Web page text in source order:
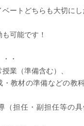
ートどちらも大切にし
可能です！
・
授業（準備含む）、
・教材の準備などの教
（担任・副担任等の